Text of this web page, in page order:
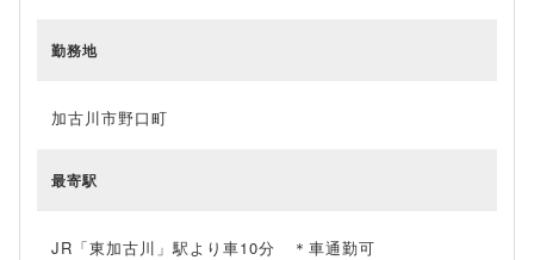
勤務地
加古川市野口町
最寄駅
JR「東加古川」駅より車10分 ＊車通勤可